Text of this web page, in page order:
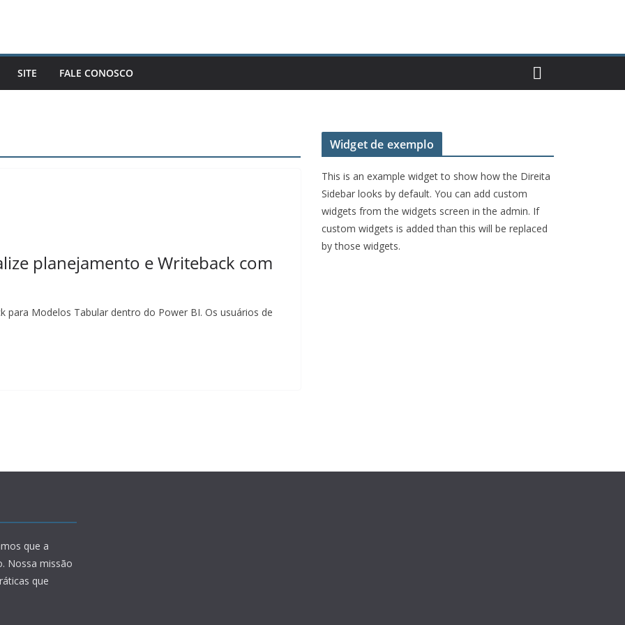
SITE FALE CONOSCO
planejamento e Writeback com
para Modelos Tabular dentro do Power BI. Os usuários de
Widget de exemplo
This is an example widget to show how the Direita
Sidebar looks by default. You can add custom
widgets from the widgets screen in the admin. If
custom widgets is added than this will be replaced
by those widgets.
que a
Nossa missão
que